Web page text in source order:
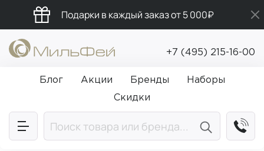
Подарки в каждый заказ от 5 000₽
Бесплатная доставка от 5 000₽
Промокод ПРИВЕТ
+7 (495) 215-16-00
Блог Акции Бренды
Наборы
Скидки